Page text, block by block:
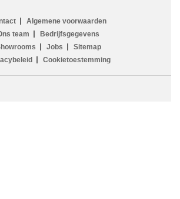
Algemene voorwaarden
team
Bedrijfsgegevens
Jobs
Sitemap
Cookietoestemming